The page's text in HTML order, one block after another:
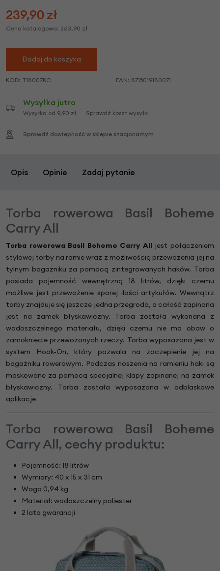
239,90 zł
Cena katalogowa: 263,90 zł
Dodaj do koszyka
KOD: T18007KC EAN: 8715019180071
Wysyłka jutro
Wysyłka od 9,90 zł Sprawdź koszt wysyłki
Sprawdź dostępność w sklepie stacjonarnym
Opis Opinie Zadaj pytanie
Torba rowerowa Basil Boheme
Carry All
Torba rowerowa Basil Boheme Carry All jest połączeniem
stylowej torby na ramie wraz z możliwością przewożenia jej na
tylnym bagażniku za pomocą zintegrowanych haków. Torba
posiada pojemność wewnętrzną 18 litrów, dzięki czemu
możliwe jest przewożenie sporej ilości artykułów. Wewnątrz
torby znajduje się jeszcze jedna przegroda, a całość zapinana
jest na zamek błyskawiczny. Torba została wykonana z
wodoszczelnego materiału, dzięki czemu nie ma obaw o
zamokniecie przewożonych rzeczy. Torba wyposażona jest w
system Hook-On, który pozwala na zaczepienie jej na
bagażniku rowerowym. Podczas noszenia na ramieniu haki są
maskowane za pomocą specjalnej klapy zapinanej na zamek
błyskawiczny. Torba została wyposażona w odblaskowe
aplikacje
Torba rowerowa Basil Boheme
Carry All, cechy produktu:
Pojemność: 18 litrów
Wymiary: 40 x 15 x 31 cm
Waga 0,94 kg
Materiał: wodoszczelny poliester
2 lata gwarancji